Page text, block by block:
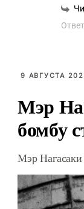
9 АВГУСТА
Мэр
бомбу
Мэр